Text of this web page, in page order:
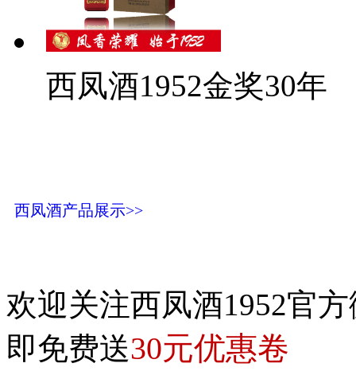
西凤酒1952金奖30年
西凤酒产品展示>>
欢迎关注西凤酒1952官
即免费送30元优惠卷